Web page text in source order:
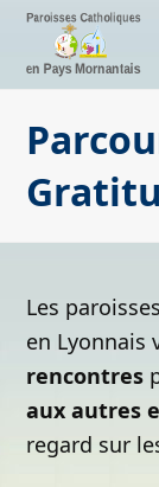
Les
en Lyonnais
rencontres
aux autres
regard sur